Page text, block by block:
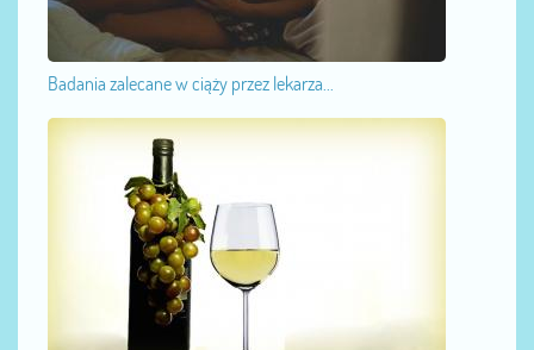
Badania zalecane w ciąży przez lekarza...